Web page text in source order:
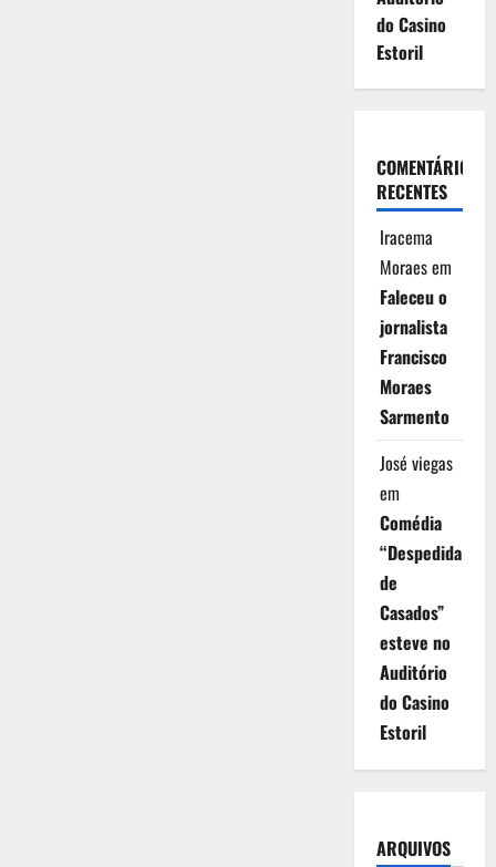
do Casino
Estoril
COMENTÁRIOS
RECENTES
Iracema
Moraesem
Faleceu o
jornalista
Francisco
Moraes
Sarmento
José viegas
em
Comédia
“Despedida
de
Casados”
esteve no
Auditório
do Casino
Estoril
ARQUIVOS